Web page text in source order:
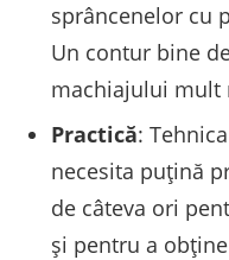
sprâncenelor cu
Un contur bine
machiajului mult
Practică:
necesita puțină
de câteva ori
și pentru a